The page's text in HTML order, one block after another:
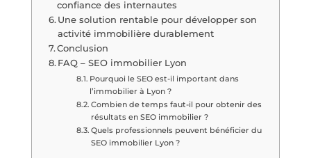
confiance des internautes
Une solution rentable pour développer son
activité immobilière durablement
Conclusion
FAQ – SEO immobilier Lyon
Pourquoi le SEO est-il important dans
l’immobilier à Lyon ?
Combien de temps faut-il pour obtenir des
résultats en SEO immobilier ?
Quels professionnels peuvent bénéficier du
SEO immobilier Lyon ?